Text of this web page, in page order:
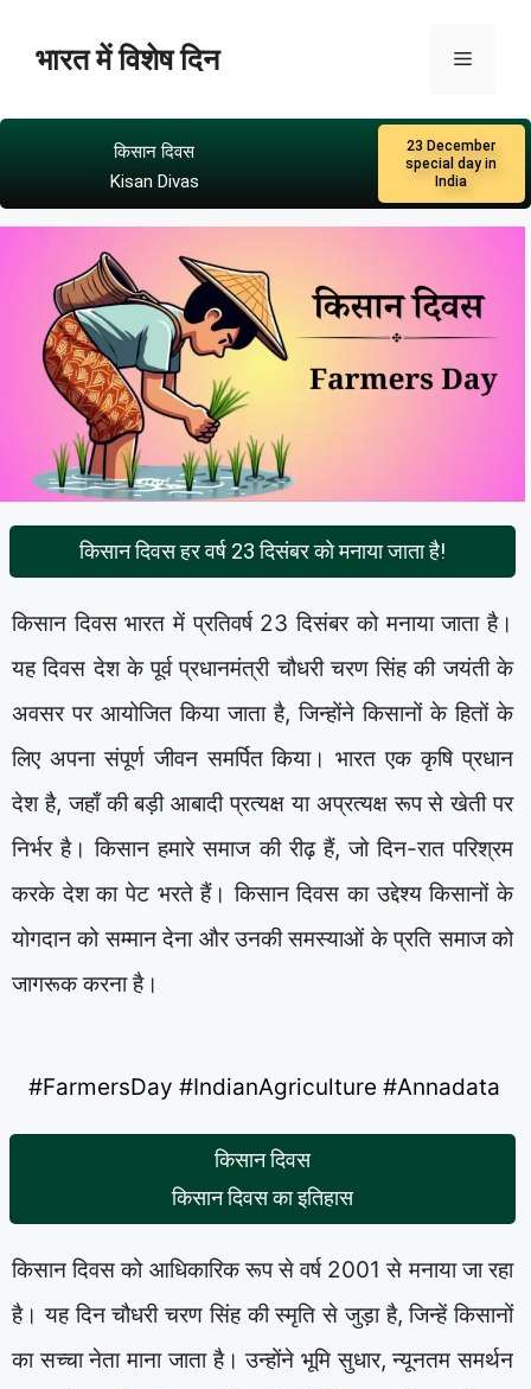
भारत में विशेष दिन
किसान दिवस
Kisan Divas
23 December
special day in
India
किसान दिवस हर वर्ष 23 दिसंबर को मनाया जाता है!
किसान दिवस भारत में प्रतिवर्ष 23 दिसंबर को मनाया जाता है।
यह दिवस देश के पूर्व प्रधानमंत्री चौधरी चरण सिंह की जयंती के
अवसर पर आयोजित किया जाता है, जिन्होंने किसानों के हितों के
लिए अपना संपूर्ण जीवन समर्पित किया। भारत एक कृषि प्रधान
देश है, जहाँ की बड़ी आबादी प्रत्यक्ष या अप्रत्यक्ष रूप से खेती पर
निर्भर है। किसान हमारे समाज की रीढ़ हैं, जो दिन-रात परिश्रम
करके देश का पेट भरते हैं। किसान दिवस का उद्देश्य किसानों के
योगदान को सम्मान देना और उनकी समस्याओं के प्रति समाज को
जागरूक करना है।
#FarmersDay #IndianAgriculture #Annadata
किसान दिवस
किसान दिवस का इतिहास
किसान दिवस को आधिकारिक रूप से वर्ष 2001 से मनाया जा रहा
है। यह दिन चौधरी चरण सिंह की स्मृति से जुड़ा है, जिन्हें किसानों
का सच्चा नेता माना जाता है। उन्होंने भूमि सुधार, न्यूनतम समर्थन